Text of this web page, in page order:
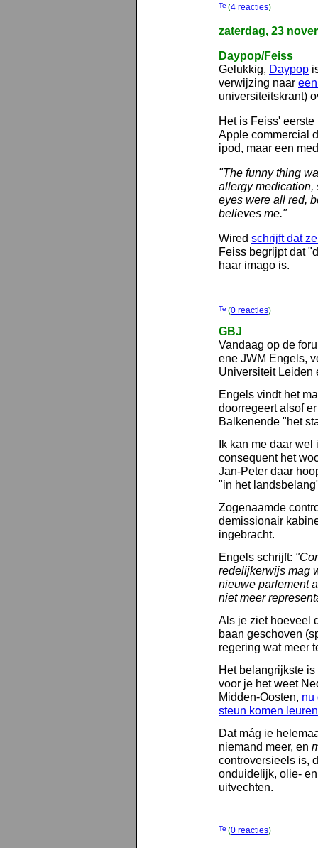
(4 reacties)
zaterdag, 23
Daypop/Feiss
Gelukkig, Daypop
verwijzing naar
universiteitskrant)
Het is Feiss'
Apple commercial
ipod, maar een
"The funny thing
allergy medication,
eyes were all red,
believes me."
Wired schrijft dat
Feiss begrijpt dat
haar imago is.
(0 reacties)
GBJ
Vandaag op de
ene JWM Engels,
Universiteit Leiden
Engels vindt het
doorregeert alsof
Balkenende "het
Ik kan me daar
consequent het
Jan-Peter daar
"in het
Zogenaamde
demissionair
ingebracht.
Engels schrijft:
redelijkerwijs mag
nieuwe parlement
niet meer
Als je ziet hoeveel
baan geschoven
regering wat meer
Het belangrijkste
voor je het weet
Midden-Oosten, nu
steun komen leuren
Dat mág ie
niemand meer, en
controversieels is,
onduidelijk, olie-
uitvechten.
(0 reacties)